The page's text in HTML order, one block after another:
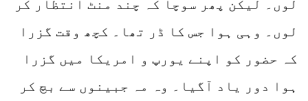
لوں۔ لیکن پھر سوچا کہ چند منٹ انتظار کر
لوں۔ وہی ہوا جس کا ڈر تھا۔ کچھ وقت گزرا
کہ حضور کو اپنے یورپ و امریکا میں گزرا
ہوا دور یاد آگیا۔ وہ مہ جبینوں سے بچ کر